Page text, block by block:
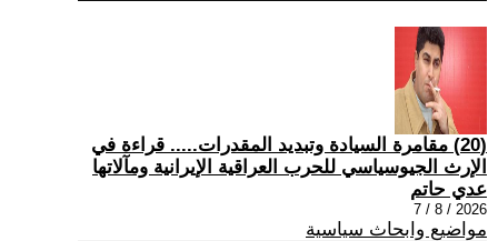
(20) مقامرة السيادة وتبديد المقدرات..... قراءة في
الإرث الجيوسياسي للحرب العراقية الإيرانية ومآلاتها
عدي حاتم
2026 / 8 / 7
مواضيع وابحاث سياسية